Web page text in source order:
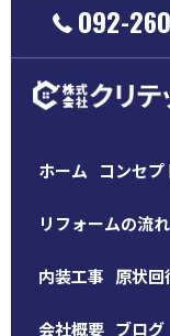
092-
ホーム コンセプ
リフォームの流れ
内装工事 原状
会社概要 ブログ